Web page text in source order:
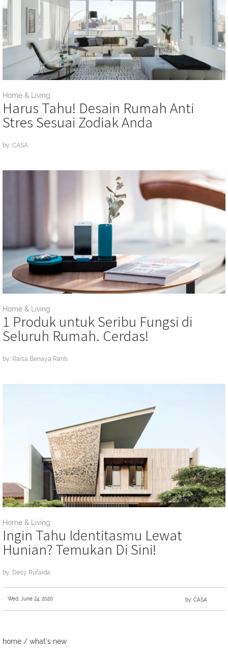
Home & Living
Harus Tahu! Desain Rumah Anti
Stres Sesuai Zodiak Anda
by: CASA
Home & Living
1 Produk untuk Seribu Fungsi di
Seluruh Rumah. Cerdas!
by: Raisa Benaya Ranti
Home & Living
Ingin Tahu Identitasmu Lewat
Hunian? Temukan Di Sini!
by: Desy Rufaida
Wed, June 24, 2020 by: CASA
home / what's new